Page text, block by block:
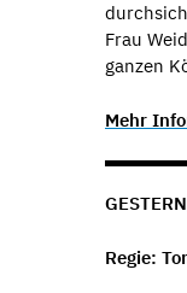
Frau
ganzen
Mehr
Regie: